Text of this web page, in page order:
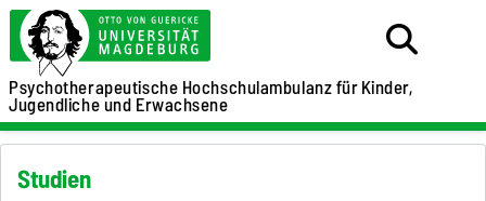
Psychotherapeutische Hochschulambulanz fürKinder,
Jugendliche und Erwachsene
Studien